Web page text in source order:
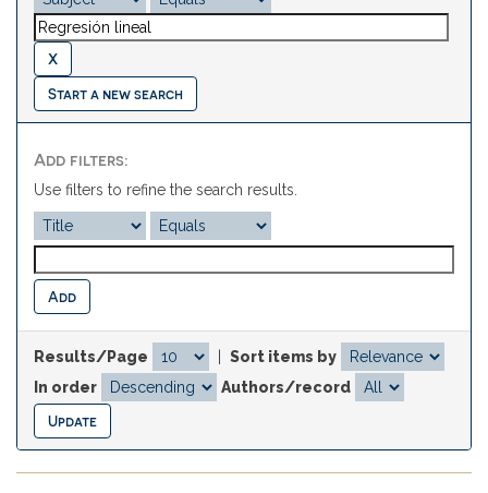
Start a new search
Add filters:
Use filters to refine the search results.
Results/Page
Sort items by
In order
Authors/record